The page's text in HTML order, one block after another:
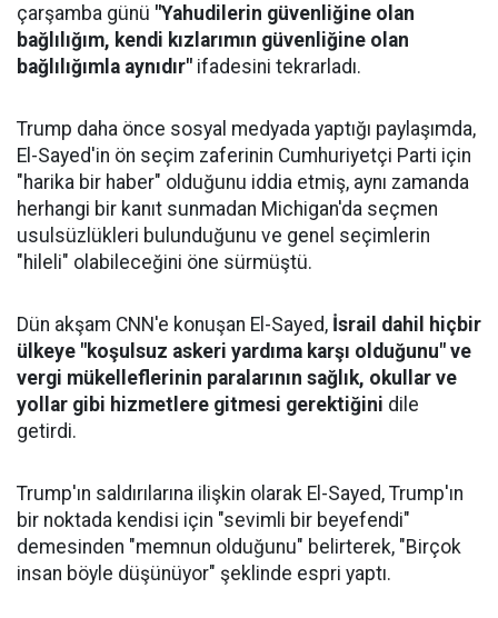
çarşamba günü "Yahudilerin güvenliğine olan
bağlılığım, kendi kızlarımın güvenliğine olan
bağlılığımla aynıdır" ifadesini tekrarladı.
Trump daha önce sosyal medyada yaptığı paylaşımda,
El-Sayed'in ön seçim zaferinin Cumhuriyetçi Parti için
"harika bir haber" olduğunu iddia etmiş, aynı zamanda
herhangi bir kanıt sunmadan Michigan'da seçmen
usulsüzlükleri bulunduğunu ve genel seçimlerin
"hileli" olabileceğini öne sürmüştü.
Dün akşam CNN'e konuşan El-Sayed, İsrail dahil hiçbir
ülkeye "koşulsuz askeri yardıma karşı olduğunu" ve
vergi mükelleflerinin paralarının sağlık, okullar ve
yollar gibi hizmetlere gitmesi gerektiğini dile
getirdi.
Trump'ın saldırılarına ilişkin olarak El-Sayed, Trump'ın
bir noktada kendisi için "sevimli bir beyefendi"
demesinden "memnun olduğunu" belirterek, "Birçok
insan böyle düşünüyor" şeklinde espri yaptı.